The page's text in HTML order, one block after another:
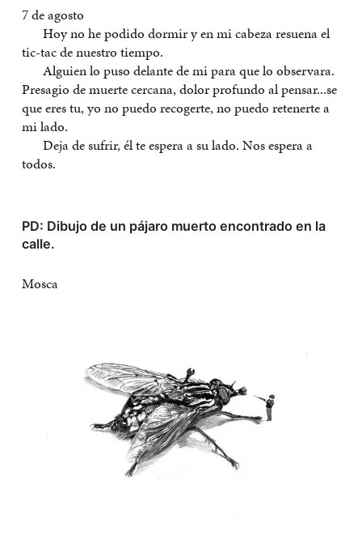
7 de agosto
Hoy no he podido dormir y en mi cabeza resuena el
tic-tac de nuestro tiempo.
Alguien lo puso delante de mi para que lo observara.
Presagio de muerte cercana, dolor profundo al pensar...se
que eres tu, yo no puedo recogerte, no puedo retenerte a
mi lado.
Deja de sufrir, él te espera a su lado. Nos espera a
todos.
PD: Dibujo de un pájaro muerto encontrado en la
calle.
Mosca